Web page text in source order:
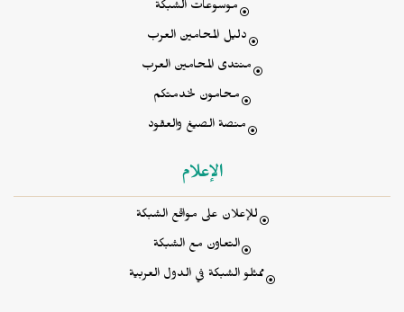
موسوعات الشبكة
دليل المحامين العرب
منتدى المحامين العرب
محامون لخدمتكم
منصة الصيغ والعقود
الإعلام
للإعلان على مواقع الشبكة
التعاون مع الشبكة
ممثلو الشبكة في الدول العربية